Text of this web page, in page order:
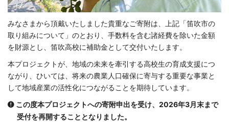
みなさまから頂戴いたしました貴重なご寄附は、上記「笛吹市の
取り組みについて」のとおり、手数料を含む諸経費を除いた金額
を財源とし、笛吹高校に補助金として交付いたします。
本プロジェクトが、地域の未来を牽引する高校生の育成支援につ
ながり、ひいては、将来の農業人口確保に寄与する重要な事業と
して地域産業の活性化につながることを期待しています。
この度本プロジェクトへの寄附申出を受け、2026年3月末まで
受付を再開することとなりました。